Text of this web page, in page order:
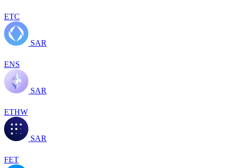
ETC
SAR
ENS
SAR
ETHW
SAR
FET